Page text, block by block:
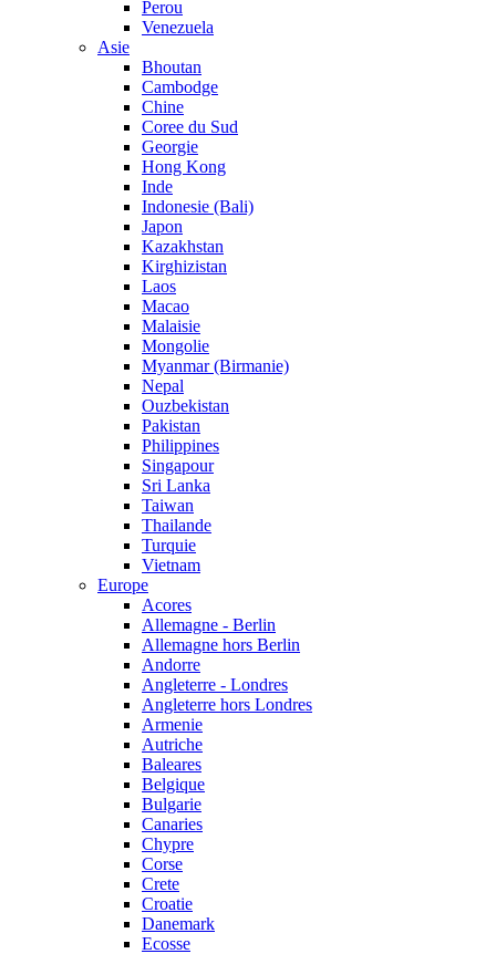
Perou
Venezuela
Asie
Bhoutan
Cambodge
Chine
Coree du Sud
Georgie
Hong Kong
Inde
Indonesie (Bali)
Japon
Kazakhstan
Kirghizistan
Laos
Macao
Malaisie
Mongolie
Myanmar (Birmanie)
Nepal
Ouzbekistan
Pakistan
Philippines
Singapour
Sri Lanka
Taiwan
Thailande
Turquie
Vietnam
Europe
Acores
Allemagne - Berlin
Allemagne hors Berlin
Andorre
Angleterre - Londres
Angleterre hors Londres
Armenie
Autriche
Baleares
Belgique
Bulgarie
Canaries
Chypre
Corse
Crete
Croatie
Danemark
Ecosse